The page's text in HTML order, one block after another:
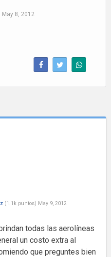
May 8, 2012
(1.1k puntos) May 9, 2012
todas las aerolíneas
un costo extra al
que preguntes bien